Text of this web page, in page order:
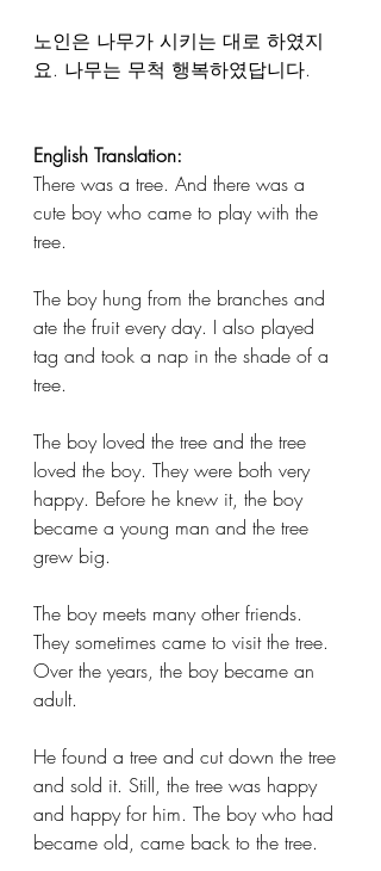
노인은 나무가 시키는 대로 하였지
요. 나무는 무척 행복하였답니다.
English Translation:
There was a tree. And there was a
cute boy who came to play with the
tree.
The boy hung from the branches and
ate the fruit every day. I also played
tag and took a nap in the shade of a
tree.
The boy loved the tree and the tree
loved the boy. They were both very
happy. Before he knew it, the boy
became a young man and the tree
grew big.
The boy meets many other friends.
They sometimes came to visit the tree.
Over the years, the boy became an
adult.
He found a tree and cut down the tree
and sold it. Still, the tree was happy
and happy for him. The boy who had
became old, came back to the tree.